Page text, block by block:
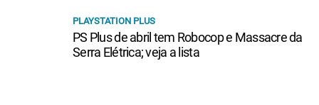
PLAYSTATION PLUS
PS Plus de abril tem Robocop e Massacre da
Serra Elétrica; veja a lista